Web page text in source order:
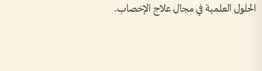
الحلول العلمية في مجال علاج الإخصاب.